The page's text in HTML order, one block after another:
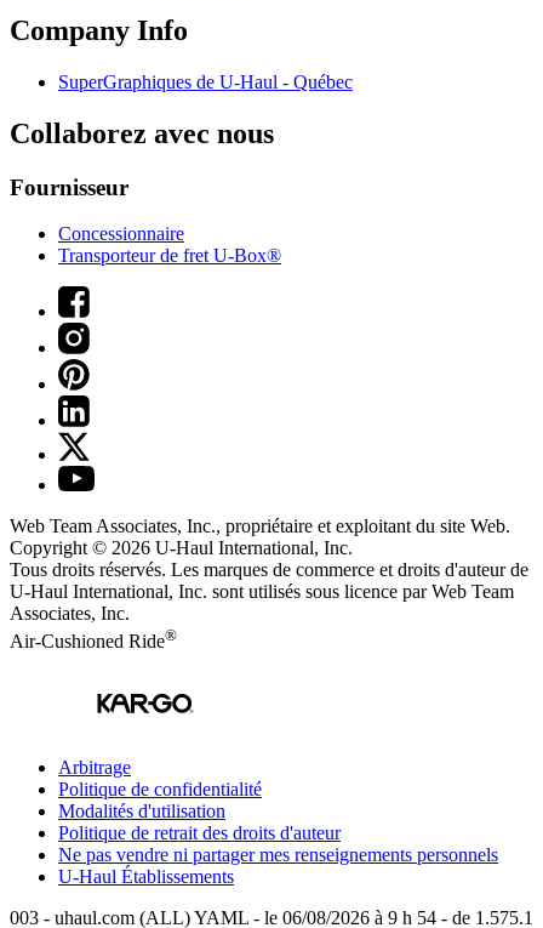
Company Info
SuperGraphiques de U-Haul - Québec
Collaborez avec nous
Fournisseur
Concessionnaire
Transporteur de fret U-Box®
Web Team Associates, Inc., propriétaire et exploitant du site Web.
Copyright © 2026 U-Haul International, Inc.
Tous droits réservés. Les marques de commerce et droits d'auteur de
U-Haul International, Inc. sont utilisés sous licence par Web Team
Associates, Inc.
Air-Cushioned Ride®
Arbitrage
Politique de confidentialité
Modalités d'utilisation
Politique de retrait des droits d'auteur
Ne pas vendre ni partager mes renseignements personnels
U-Haul Établissements
003 - uhaul.com (ALL) YAML - le 06/08/2026 à 9 h 54 - de 1.575.1